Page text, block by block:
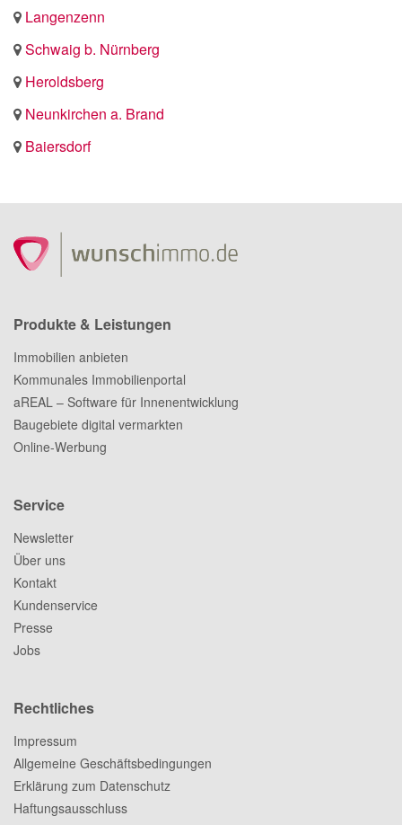
Langenzenn
Schwaig b. Nürnberg
Heroldsberg
Neunkirchen a. Brand
Baiersdorf
Produkte & Leistungen
Immobilien anbieten
Kommunales Immobilienportal
aREAL – Software für Innenentwicklung
Baugebiete digital vermarkten
Online-Werbung
Service
Newsletter
Über uns
Kontakt
Kundenservice
Presse
Jobs
Rechtliches
Impressum
Allgemeine Geschäftsbedingungen
Erklärung zum Datenschutz
Haftungsausschluss